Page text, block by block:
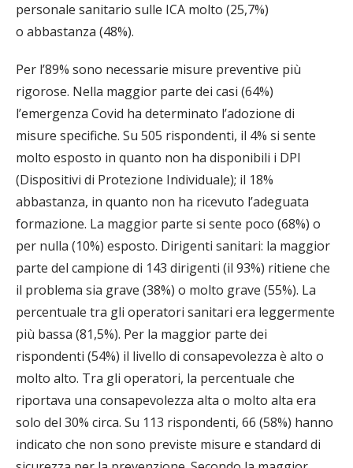
personale sanitario sulle ICA molto (25,7%)
o abbastanza (48%).
Per l’89% sono necessarie misure preventive più
rigorose. Nella maggior parte dei casi (64%)
l’emergenza Covid ha determinato l’adozione di
misure specifiche. Su 505 rispondenti, il 4% si sente
molto esposto in quanto non ha disponibili i DPI
(Dispositivi di Protezione Individuale); il 18%
abbastanza, in quanto non ha ricevuto l’adeguata
formazione. La maggior parte si sente poco (68%) o
per nulla (10%) esposto. Dirigenti sanitari: la maggior
parte del campione di 143 dirigenti (il 93%) ritiene che
il problema sia grave (38%) o molto grave (55%). La
percentuale tra gli operatori sanitari era leggermente
più bassa (81,5%). Per la maggior parte dei
rispondenti (54%) il livello di consapevolezza è alto o
molto alto. Tra gli operatori, la percentuale che
riportava una consapevolezza alta o molto alta era
solo del 30% circa. Su 113 rispondenti, 66 (58%) hanno
indicato che non sono previste misure e standard di